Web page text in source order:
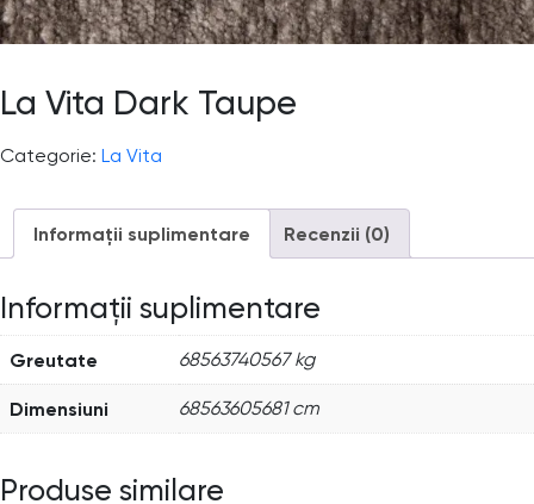
La Vita Dark Taupe
Categorie: La Vita
Informații suplimentare Recenzii (0)
Informații suplimentare
Greutate 68563740567 kg
Dimensiuni 68563605681 cm
Produse similare